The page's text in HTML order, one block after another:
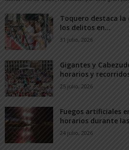
Toquero destaca la
los delitos en...
31 julio, 2026
Gigantes y
horarios y
25 julio, 2026
Fuegos artificiales
horarios durante
24 julio, 2026